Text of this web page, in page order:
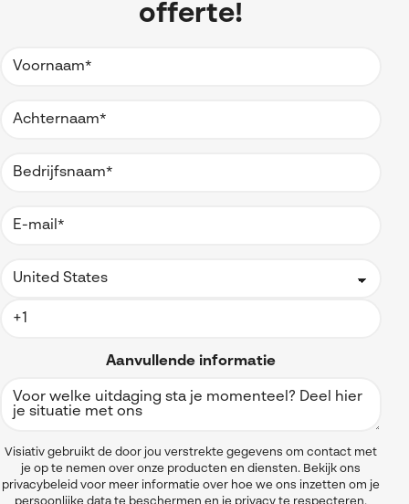
offerte!
Aanvullende informatie
Visiativ gebruikt de door jou verstrekte gegevens om contact met
je op te nemen over onze producten en diensten. Bekijk ons
privacybeleid voor meer informatie over hoe we ons inzetten om je